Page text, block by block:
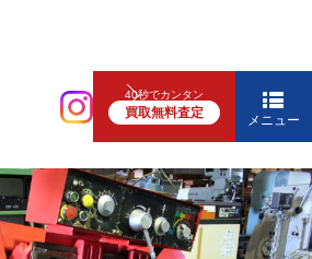
40秒でカンタン
買取無料査定 メニュー